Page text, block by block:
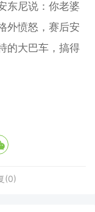
东尼说：你老婆
外愤怒，赛后安
的大巴车，搞得
(0)